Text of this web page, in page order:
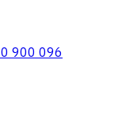
900 096